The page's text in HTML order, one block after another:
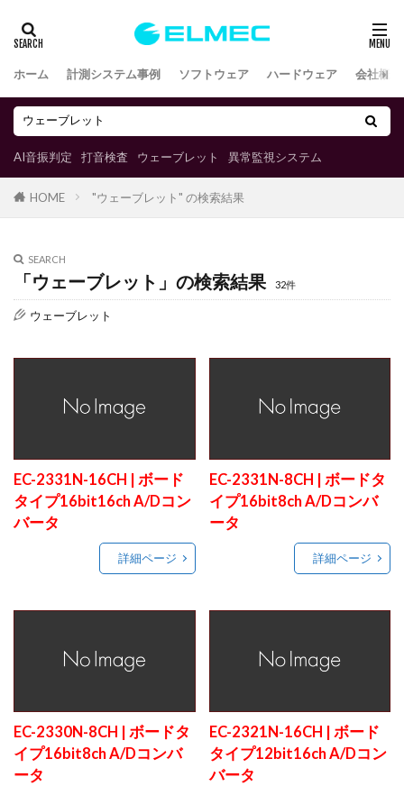
ホーム 計測システム事例 ソフトウェア ハードウェア 会社概要
AI音振判定 打音検査 ウェーブレット 異常監視システム
HOME "ウェーブレット" の検索結果
SEARCH
「ウェーブレット」の検索結果 32件
ウェーブレット
EC-2331N-16CH | ボード
タイプ16bit16ch A/Dコン
バータ
詳細ページ
EC-2331N-8CH | ボードタ
イプ16bit8ch A/Dコンバ
ータ
詳細ページ
EC-2330N-8CH | ボードタ
イプ16bit8ch A/Dコンバ
ータ
EC-2321N-16CH | ボード
タイプ12bit16ch A/Dコン
バータ